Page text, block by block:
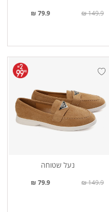
79.9 ₪ 149.9 ₪
נעל שטוחה
79.9 ₪ 149.9 ₪